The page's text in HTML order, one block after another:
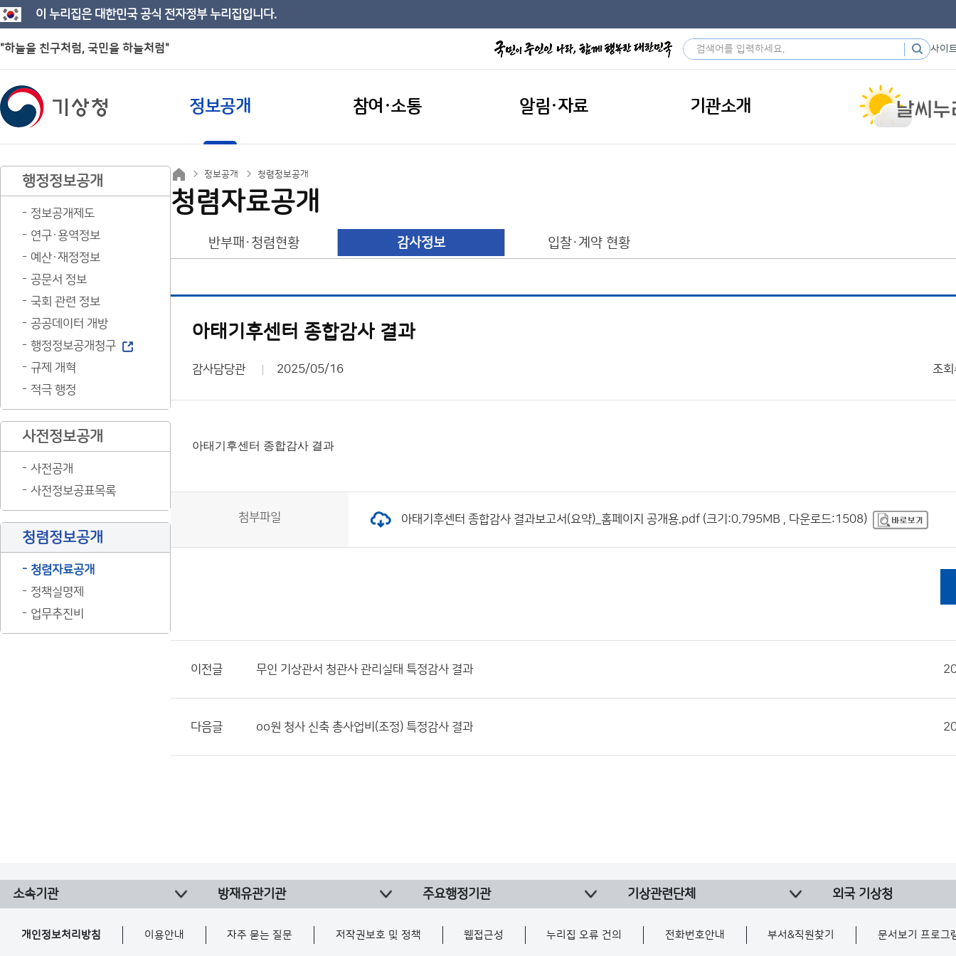
이 누리집은 대한민국 공식 전자정부 누리집입니다.
"하늘을 친구처럼, 국민을 하늘처럼" 사이
정보공개 참여·소통 알림·자료 기관소개
행정정보공개
정보공개제도
연구·용역정보
예산·재정정보
공문서 정보
국회 관련 정보
공공데이터 개방
행정정보공개청구
규제 개혁
적극 행정
사전정보공개
사전공개
사전정보공표목록
청렴정보공개
청렴자료공개
정책실명제
업무추진비
정보공개 청렴정보공개
청렴자료공개
반부패·청렴현황 감사정보 입찰·계약 현황
아태기후센터 종합감사 결과
감사담당관 2025/05/16 조회
아태기후센터 종합감사 결과
첨부파일 아태기후센터 종합감사 결과보고서(요약)_홈페이지 공개용.pdf (크기:0.795MB , 다운로드:1508)
이전글 무인 기상관서 청관사 관리실태 특정감사 결과
다음글 oo원 청사 신축 총사업비(조정) 특정감사 결과
소속기관 방재유관기관 주요행정기관 기상관련단체 외국 기상청
개인정보처리방침 이용안내 자주 묻는 질문 저작권보호 및 정책 웹접근성 누리집 오류 건의 전화번호안내 부서&직원찾기 문서보기 프로그